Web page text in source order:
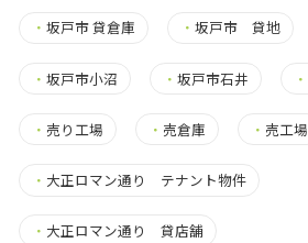
・ 坂戸市 貸倉庫 ・坂戸市 貸地
・ 坂戸市小沼 ・坂戸市石井 ・
・ 売り工場 ・ 売倉庫 ・ 売工場
・ 大正ロマン通り テナント物件
・ 大正ロマン通り 貸店舗